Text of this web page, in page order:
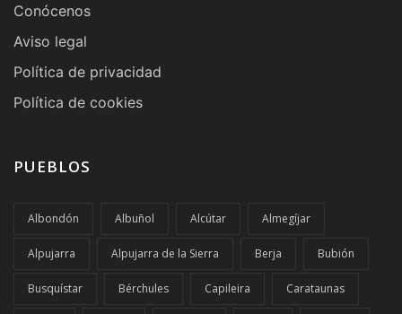
Conócenos
Aviso legal
Política de privacidad
Política de cookies
PUEBLOS
Albondón Albuñol Alcútar Almegíjar
Alpujarra Alpujarra de la Sierra Berja Bubión
Busquístar Bérchules Capileira Carataunas